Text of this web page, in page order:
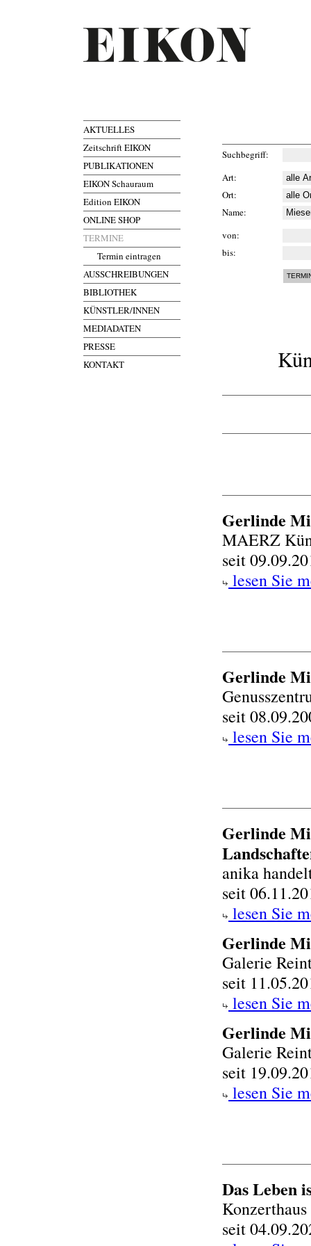
AKTUELLES
Zeitschrift EIKON
PUBLIKATIONEN
EIKON Schauraum
Edition EIKON
ONLINE SHOP
TERMINE
Termin eintragen
AUSSCHREIBUNGEN
BIBLIOTHEK
KÜNSTLER/INNEN
MEDIADATEN
PRESSE
KONTAKT
Suchbegriff
Art
Ort
Name
von
bis
Gerlinde
MAERZ
seit
lesen Sie
Gerlinde
seit
lesen Sie
Gerlinde
anika
seit
lesen Sie
Gerlinde
Galerie
seit
lesen Sie
Gerlinde
Galerie
seit
lesen Sie
Das Leben
seit